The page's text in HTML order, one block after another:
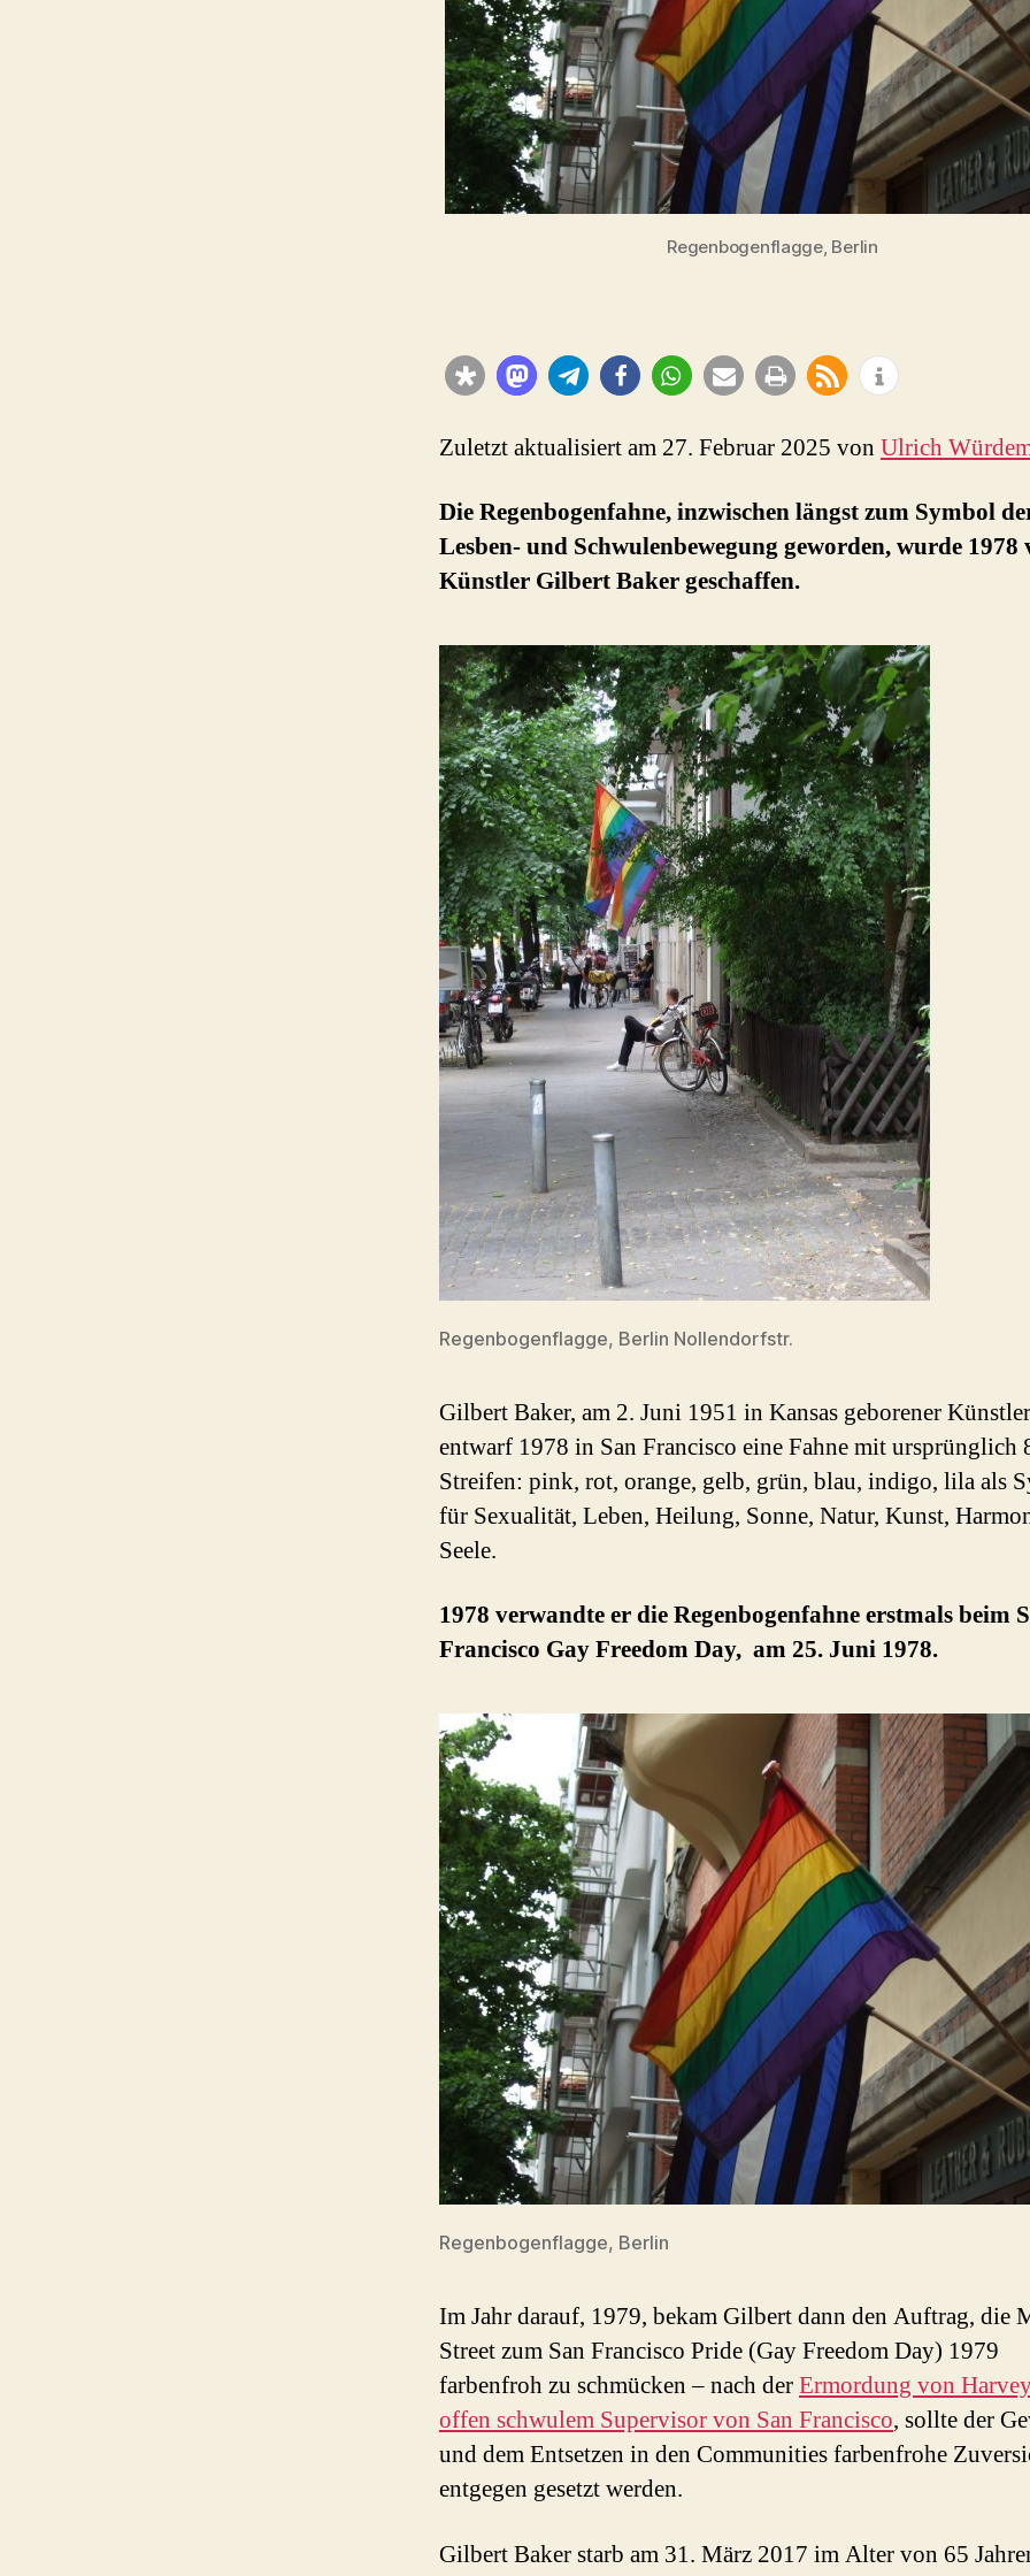
Regenbogenflagge, Berlin
Zuletzt aktualisiert am 27. Februar 2025 von Ulrich
Die Regenbogenfahne, inzwischen längst zum Symbol
Lesben- und Schwulenbewegung geworden, wurde 1978
Künstler Gilbert Baker geschaffen.
Regenbogenflagge, Berlin Nollendorfstr.
Gilbert Baker, am 2. Juni 1951 in Kansas geborener
entwarf 1978 in San Francisco eine Fahne mit ursprünglich
Streifen: pink, rot, orange, gelb, grün, blau, indigo, lila als
für Sexualität, Leben, Heilung, Sonne, Natur, Kunst,
Seele.
1978 verwandte er die Regenbogenfahne erstmals beim
Francisco Gay Freedom Day, am 25. Juni 1978.
Regenbogenflagge, Berlin
Im Jahr darauf, 1979, bekam Gilbert dann den Auftrag, die
Street zum San Francisco Pride (Gay Freedom Day) 1979
farbenfroh zu schmücken – nach derErmordung von
offen schwulem Supervisor von San Francisco, sollte der
und dem Entsetzen in den Communities farbenfrohe
entgegen gesetzt werden.
Gilbert Baker starb am 31. März 2017 im Alter von 65